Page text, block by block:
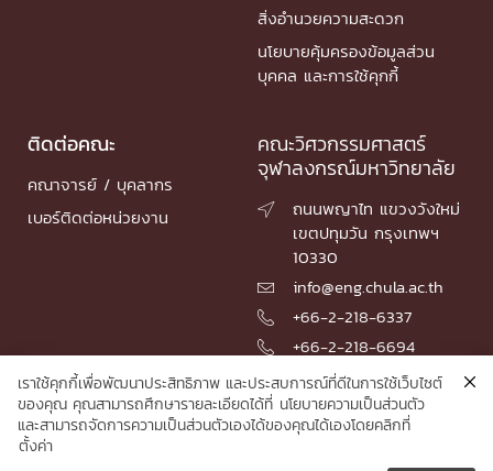
สิ่งอำนวยความสะดวก
นโยบายคุ้มครองข้อมูลส่วน
บุคคล และการใช้คุกกี้
ติดต่อคณะ
คณาจารย์ / บุคลากร
เบอร์ติดต่อหน่วยงาน
คณะวิศวกรรมศาสตร์
จุฬาลงกรณ์มหาวิทยาลัย

ถนนพญาไท แขวงวังใหม่
เขตปทุมวัน กรุงเทพฯ
10330
 info@eng.chula.ac.th
 +66-2-218-6337
 +66-2-218-6694
© 2026 Faculty of Engineering, Chulalongkorn University
เราใช้คุกกี้เพื่อพัฒนาประสิทธิภาพ และประสบการณ์ที่ดีในการใช้เว็บไซต์
ของคุณ คุณสามารถศึกษารายละเอียดได้ที่ นโยบายความเป็นส่วนตัว
และสามารถจัดการความเป็นส่วนตัวเองได้ของคุณได้เองโดยคลิกที่
ตั้งค่า